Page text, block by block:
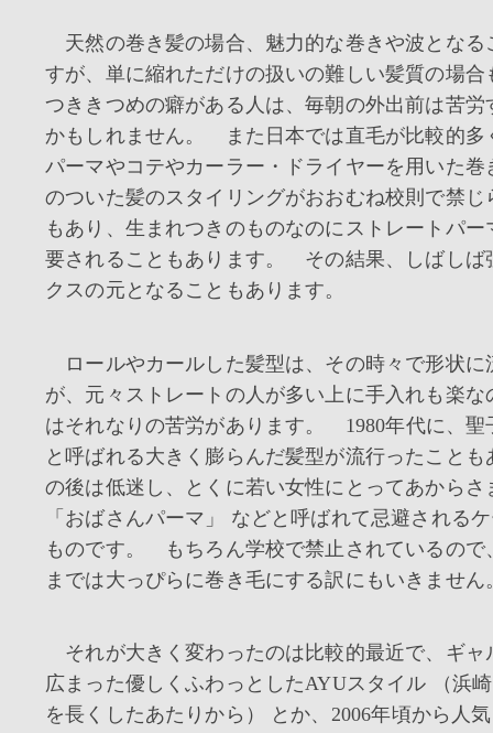
天然の巻き髪の場合、魅力的な巻きや波となる
すが、単に縮れただけの扱いの難しい髪質の場合
つききつめの癖がある人は、毎朝の外出前は苦労
かもしれません。 また日本では直毛が比較的多
パーマやコテやカーラー・ドライヤーを用いた巻
のついた髪のスタイリングがおおむね校則で禁じ
もあり、生まれつきのものなのにストレートパー
要されることもあります。 その結果、しばしば
クスの元となることもあります。
ロールやカールした髪型は、その時々で形状に
が、元々ストレートの人が多い上に手入れも楽な
はそれなりの苦労があります。 1980年代に、聖
と呼ばれる大きく膨らんだ髪型が流行ったことも
の後は低迷し、とくに若い女性にとってあからさ
「おばさんパーマ」 などと呼ばれて忌避される
ものです。 もちろん学校で禁止されているので
までは大っぴらに巻き毛にする訳にもいきません
それが大きく変わったのは比較的最近で、ギャ
広まった優しくふわっとしたAYUスタイル （浜
を長くしたあたりから） とか、2006年頃から人